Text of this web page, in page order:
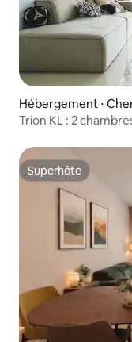
Hébergement ⋅
Trion KL : 2
Superhôte
Superhôte